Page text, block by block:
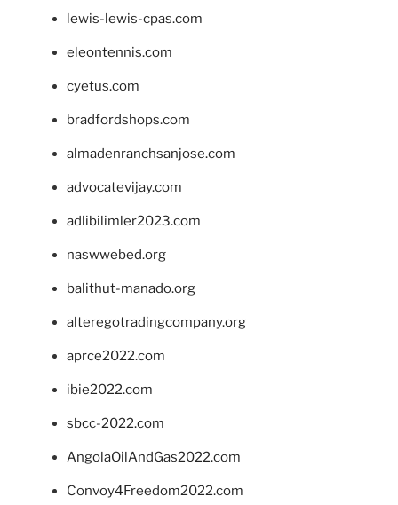
lewis-lewis-cpas.com
eleontennis.com
cyetus.com
bradfordshops.com
almadenranchsanjose.com
advocatevijay.com
adlibilimler2023.com
naswwebed.org
balithut-manado.org
alteregotradingcompany.org
aprce2022.com
ibie2022.com
sbcc-2022.com
AngolaOilAndGas2022.com
Convoy4Freedom2022.com